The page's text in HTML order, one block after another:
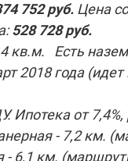
752 руб. Цена
528 728 руб.
кв.м. Есть
2018 года
от 7,4%,
- 7,2 км.
- 6,1 км.